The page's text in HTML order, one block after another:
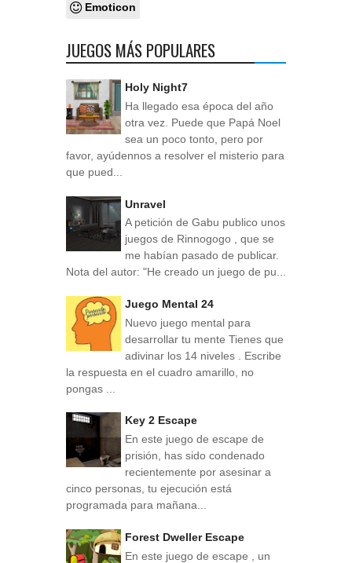
Emoticon
JUEGOS MÁS POPULARES
Holy Night7
Ha llegado esa época del año
otra vez. Puede que Papá Noel
sea un poco tonto, pero por
favor, ayúdennos a resolver el misterio para
que pued...
Unravel
A petición de Gabu publico unos
juegos de Rinnogogo , que se
me habían pasado de publicar.
Nota del autor: "He creado un juego de pu...
Juego Mental 24
Nuevo juego mental para
desarrollar tu mente Tienes que
adivinar los 14 niveles . Escribe
la respuesta en el cuadro amarillo, no
pongas ...
Key 2 Escape
En este juego de escape de
prisión, has sido condenado
recientemente por asesinar a
cinco personas, tu ejecución está
programada para mañana...
Forest Dweller Escape
En este juego de escape , un